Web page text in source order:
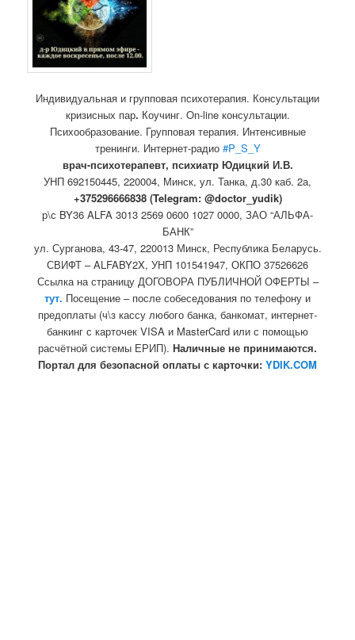
Индивидуальная и групповая психотерапия. Консультации
кризисных пар. Коучинг. On-line консультации.
Психообразование. Групповая терапия. Интенсивные
тренинги. Интернет-радио #P_S_Y
врач-психотерапевт, психиатр Юдицкий И.В.
УНП 692150445, 220004, Минск, ул. Танка, д.30 каб. 2а,
+375296666838 (Telegram: @doctor_yudik)
р\с BY36 ALFA 3013 2569 0600 1027 0000, ЗАО “АЛЬФА-
БАНК”
ул. Сурганова, 43-47, 220013 Минск, Республика Беларусь.
СВИФТ – ALFABY2X, УНП 101541947, ОКПО 37526626
Ссылка на страницу ДОГОВОРА ПУБЛИЧНОЙ ОФЕРТЫ –
тут. Посещение – после собеседования по телефону и
предоплаты (ч\з кассу любого банка, банкомат, интернет-
банкинг с карточек VISA и MasterCard или с помощью
расчётной системы ЕРИП). Наличные не принимаются.
Портал для безопасной оплаты с карточки: YDIK.COM